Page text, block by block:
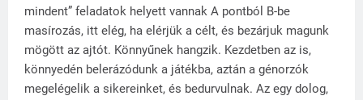
mindent” feladatok helyett vannak A pontból B-be
masírozás, itt elég, ha elérjük a célt, és bezárjuk magunk
mögött az ajtót. Könnyűnek hangzik. Kezdetben az is,
könnyedén belerázódunk a játékba, aztán a génorzók
megelégelik a sikereinket, és bedurvulnak. Az egy dolog,